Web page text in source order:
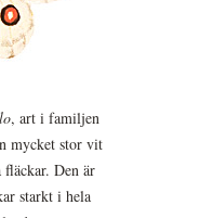
, art i familjen
mycket stor vit
Den är
starkt i hela